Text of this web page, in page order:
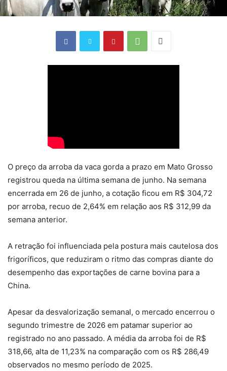
O preço da arroba da vaca gorda a prazo em Mato Grosso
registrou queda na última semana de junho. Na semana
encerrada em 26 de junho, a cotação ficou em R$ 304,72
por arroba, recuo de 2,64% em relação aos R$ 312,99 da
semana anterior.
A retração foi influenciada pela postura mais cautelosa dos
frigoríficos, que reduziram o ritmo das compras diante do
desempenho das exportações de carne bovina para a
China.
Apesar da desvalorização semanal, o mercado encerrou o
segundo trimestre de 2026 em patamar superior ao
registrado no ano passado. A média da arroba foi de R$
318,66, alta de 11,23% na comparação com os R$ 286,49
observados no mesmo período de 2025.